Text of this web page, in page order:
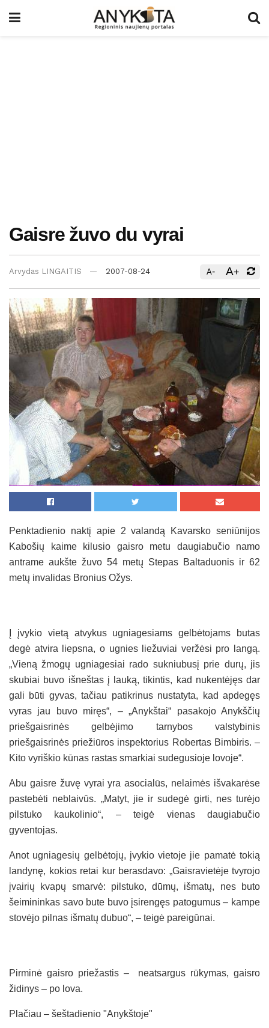
Gaisre žuvo du vyrai
Arvydas LINGAITIS 2007-08-24 A- A+
Penktadienio naktį apie 2 valandą Kavarsko seniūnijos
Kabošių kaime kilusio gaisro metu daugiabučio namo
antrame aukšte žuvo 54 metų Stepas Baltaduonis ir 62
metų invalidas Bronius Ožys.
Į įvykio vietą atvykus ugniagesiams gelbėtojams butas
degė atvira liepsna, o ugnies liežuviai veržėsi pro langą.
„Vieną žmogų ugniagesiai rado sukniubusį prie durų, jis
skubiai buvo išneštas į lauką, tikintis, kad nukentėjęs dar
gali būti gyvas, tačiau patikrinus nustatyta, kad apdegęs
vyras jau buvo miręs“, – „Anykštai“ pasakojo Anykščių
priešgaisrinės gelbėjimo tarnybos valstybinis
priešgaisrinės priežiūros inspektorius Robertas Bimbiris. –
Kito vyriškio kūnas rastas smarkiai sudegusioje lovoje“.
Abu gaisre žuvę vyrai yra asocialūs, nelaimės išvakarėse
pastebėti neblaivūs. „Matyt, jie ir sudegė girti, nes turėjo
pilstuko kaukolinio“, – teigė vienas daugiabučio
gyventojas.
Anot ugniagesių gelbėtojų, įvykio vietoje jie pamatė tokią
landynę, kokios retai kur berasdavo: „Gaisravietėje tvyrojo
įvairių kvapų smarvė: pilstuko, dūmų, išmatų, nes buto
šeimininkas savo bute buvo įsirengęs patogumus – kampe
stovėjo pilnas išmatų dubuo“, – teigė pareigūnai.
Pirminė gaisro priežastis –
neatsargus rūkymas, gaisro
židinys – po lova.
Plačiau – šeštadienio "Anykštoje"